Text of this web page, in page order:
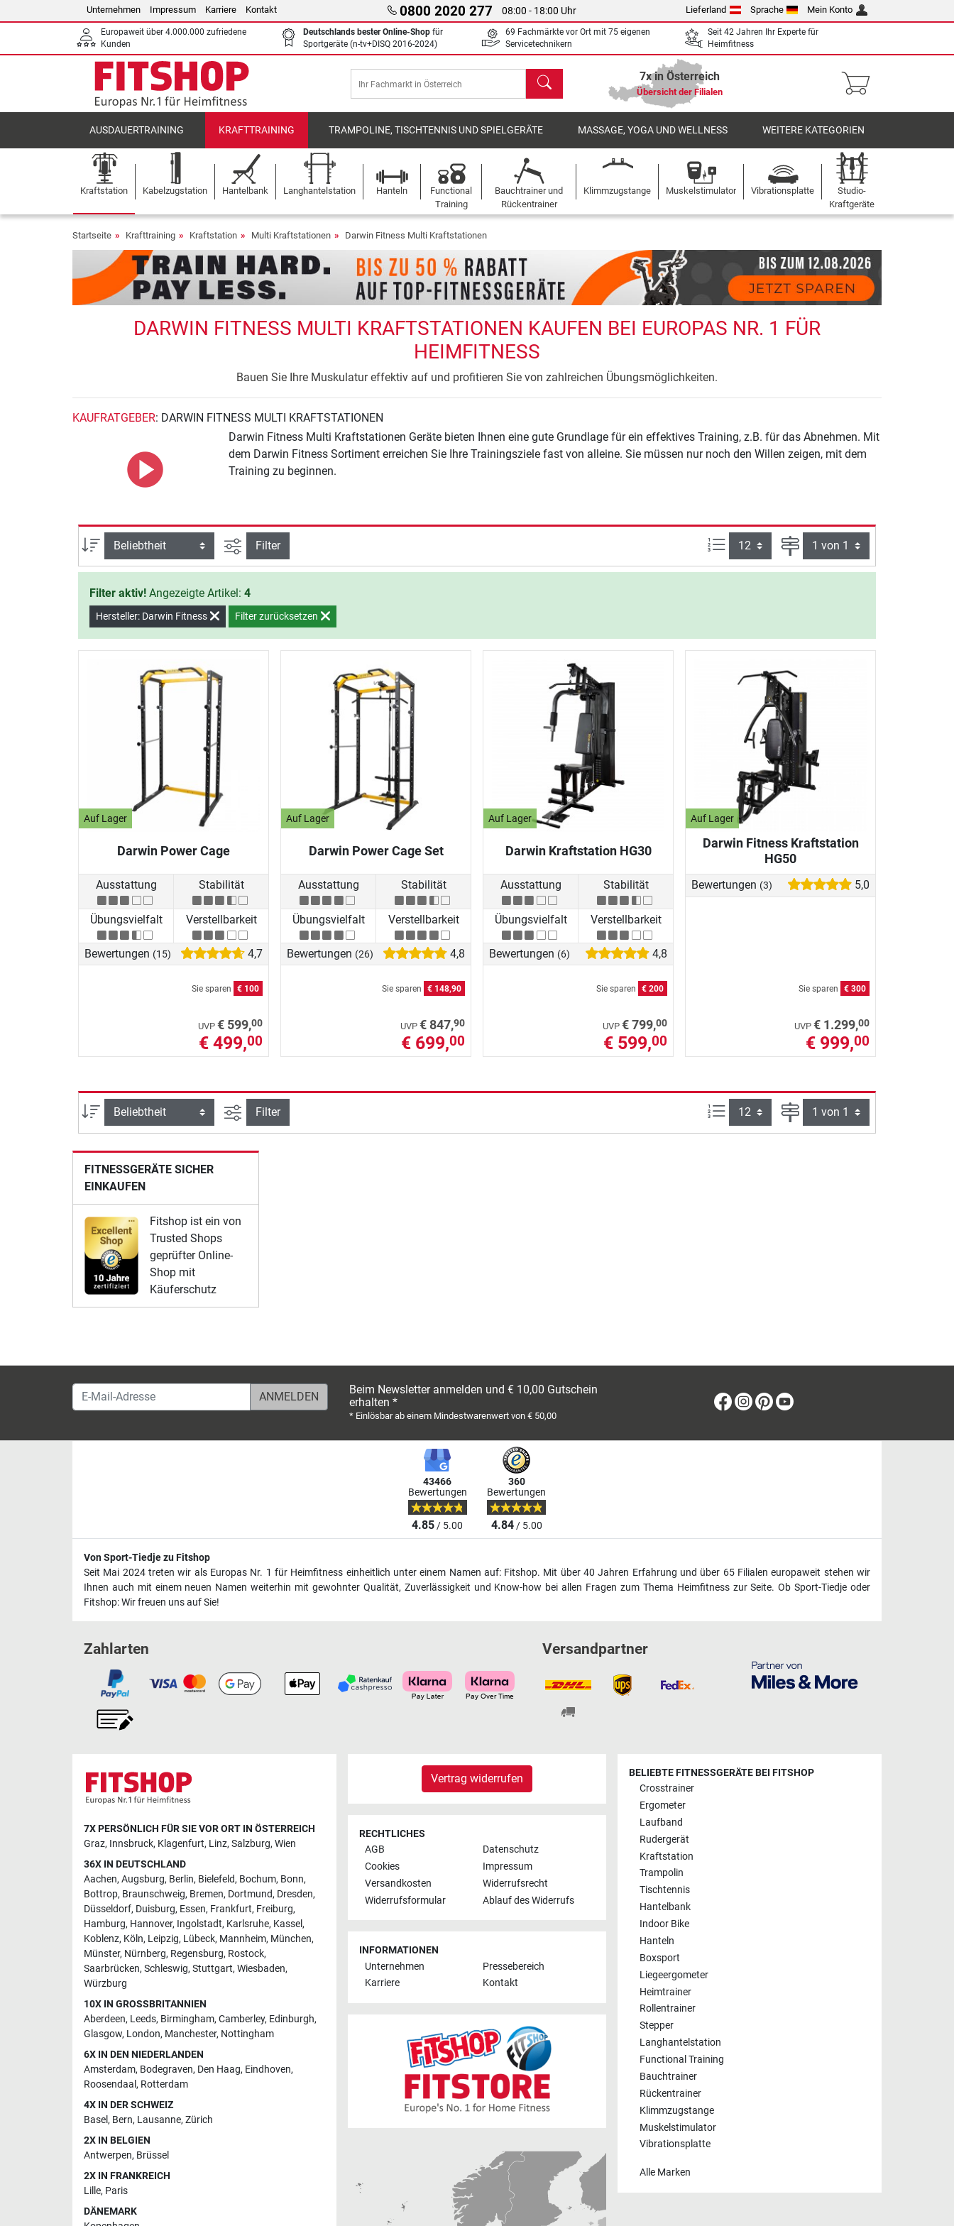
Unternehmen Impressum Karriere Kontakt 0800 2020 277 08:00 - 18:00 Uhr Lieferland Sprache Mein Konto
Europaweit über 4.000.000 zufriedene
Kunden
Deutschlands bester Online-Shop für
Sportgeräte (n-tv+DISQ 2016-2024)
69 Fachmärkte vor Ort mit 75 eigenen
Servicetechnikern
Seit 42 Jahren Ihr Experte für
Heimfitness
Suchen 7x in Österreich
Übersicht der Filialen
AUSDAUERTRAINING KRAFTTRAINING TRAMPOLINE, TISCHTENNIS UND SPIELGERÄTE MASSAGE, YOGA UND WELLNESS WEITERE KATEGORIEN
Kraftstation Kabelzugstation Hantelbank Langhantelstation Hanteln
Functional
Training
Bauchtrainer und
Rückentrainer
Klimmzugstange Muskelstimulator Vibrationsplatte
Studio-
Kraftgeräte
Startseite Krafttraining Kraftstation Multi Kraftstationen Darwin Fitness Multi Kraftstationen
DARWIN FITNESS MULTI KRAFTSTATIONEN KAUFEN BEI EUROPAS NR. 1 FÜR
HEIMFITNESS
Bauen Sie Ihre Muskulatur effektiv auf und profitieren Sie von zahlreichen Übungsmöglichkeiten.
KAUFRATGEBER: DARWIN FITNESS MULTI KRAFTSTATIONEN
Darwin Fitness Multi Kraftstationen Geräte bieten Ihnen eine gute Grundlage für ein effektives Training, z.B. für das Abnehmen. Mit
dem Darwin Fitness Sortiment erreichen Sie Ihre Trainingsziele fast von alleine. Sie müssen nur noch den Willen zeigen, mit dem
Training zu beginnen.
Sortierung Ansicht filtern
Filter Artikel pro Seite: Seite
Filter aktiv! Angezeigte Artikel: 4
Hersteller: Darwin Fitness Filter zurücksetzen
Auf Lager
Darwin Power Cage
Ausstattung Stabilität
Übungsvielfalt Verstellbarkeit
Bewertungen (15) 4,7
Sie sparen € 100
UVP € 599,00
€ 499,00
Auf Lager
Darwin Power Cage Set
Ausstattung Stabilität
Übungsvielfalt Verstellbarkeit
Bewertungen (26) 4,8
Sie sparen € 148,90
UVP € 847,90
€ 699,00
Auf Lager
Darwin Kraftstation HG30
Ausstattung Stabilität
Übungsvielfalt Verstellbarkeit
Bewertungen (6) 4,8
Sie sparen € 200
UVP € 799,00
€ 599,00
Auf Lager
Darwin Fitness Kraftstation
HG50
Bewertungen (3) 5,0
Sie sparen € 300
UVP € 1.299,00
€ 999,00
Sortierung Ansicht filtern
Filter Artikel pro Seite: Seite
FITNESSGERÄTE SICHER
EINKAUFEN
Fitshop ist ein von
Trusted Shops
geprüfter Online-
Shop mit
Käuferschutz
E-Mail-Adresse
Beim Newsletter anmelden und € 10,00 Gutschein
erhalten *
* Einlösbar ab einem Mindestwarenwert von € 50,00
Facebook
Instagram
Pinterest
43466
Bewertungen
4.85/ 5.00
360
Bewertungen
4.84/ 5.00
Von Sport-Tiedje zu Fitshop
Seit Mai 2024 treten wir als Europas Nr. 1 für Heimfitness einheitlich unter einem Namen auf: Fitshop. Mit über 40 Jahren Erfahrung und über 65 Filialen europaweit stehen wir
Ihnen auch mit einem neuen Namen weiterhin mit gewohnter Qualität, Zuverlässigkeit und Know-how bei allen Fragen zum Thema Heimfitness zur Seite. Ob Sport-Tiedje oder
Fitshop: Wir freuen uns auf Sie!
Zahlarten Versandpartner
7X PERSÖNLICH FÜR SIE VOR ORT IN ÖSTERREICH
Graz, Innsbruck, Klagenfurt, Linz, Salzburg, Wien
36X IN DEUTSCHLAND
Aachen, Augsburg, Berlin, Bielefeld, Bochum, Bonn,
Bottrop, Braunschweig, Bremen, Dortmund, Dresden,
Düsseldorf, Duisburg, Essen, Frankfurt, Freiburg,
Hamburg, Hannover, Ingolstadt, Karlsruhe, Kassel,
Koblenz, Köln, Leipzig, Lübeck, Mannheim, München,
Münster, Nürnberg, Regensburg, Rostock,
Saarbrücken, Schleswig, Stuttgart, Wiesbaden,
Würzburg
10X IN GROSSBRITANNIEN
Aberdeen, Leeds, Birmingham, Camberley, Edinburgh,
Glasgow, London, Manchester, Nottingham
6X IN DEN NIEDERLANDEN
Amsterdam, Bodegraven, Den Haag, Eindhoven,
Roosendaal , Rotterdam
4X IN DER SCHWEIZ
Basel, Bern, Lausanne, Zürich
2X IN BELGIEN
Antwerpen, Brüssel
2X IN FRANKREICH
Lille, Paris
DÄNEMARK
Vertrag widerrufen
RECHTLICHES
AGB
Datenschutz
Cookies
Impressum
Versandkosten
Widerrufsrecht
Widerrufsformular
Ablauf des Widerrufs
INFORMATIONEN
Unternehmen
Pressebereich
Karriere
Kontakt
BELIEBTE FITNESSGERÄTE BEI FITSHOP
Crosstrainer
Ergometer
Laufband
Rudergerät
Kraftstation
Trampolin
Tischtennis
Hantelbank
Indoor Bike
Hanteln
Boxsport
Liegeergometer
Heimtrainer
Rollentrainer
Stepper
Langhantelstation
Functional Training
Bauchtrainer
Rückentrainer
Klimmzugstange
Muskelstimulator
Vibrationsplatte
Alle Marken